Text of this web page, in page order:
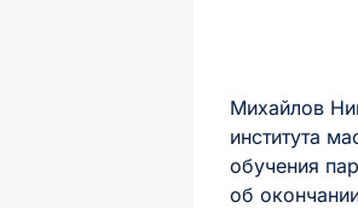
Михайлов
института
обучения
об